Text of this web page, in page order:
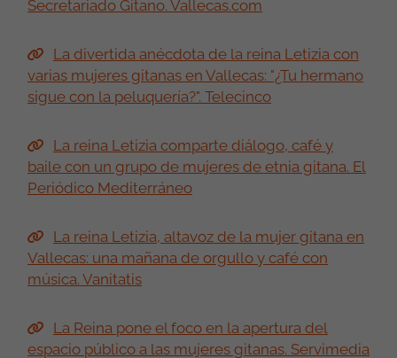
visita que SM la Reina hizo a la FSG
Una placa en caló, un cante... Las mujeres
gitanas se encuentran con la Reina Letizia: "Es un
momento histórico, la sentimos muy cerca". El
La Reina visitó la sede de la Fundación
Secretariado Gitano. Vallecas.com
La divertida anécdota de la reina Letizia con
varias mujeres gitanas en Vallecas: "¿Tu hermano
sigue con la peluquería?". Telecinco
La reina Letizia comparte diálogo, café y